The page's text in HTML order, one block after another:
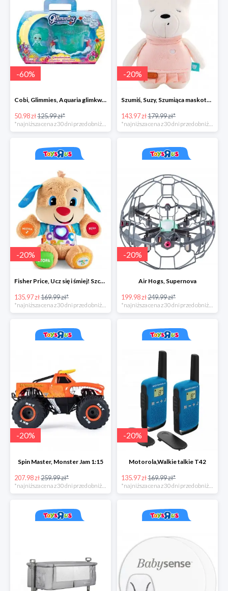
-60%
Cobi, Glimmies, Aquaria glimkwarium, różne rodzaje
50.98 zł125.99 zł*
*najniższa cena z 30 dni przed obniżką
-20%
Szumiś, Suzy, Szumiąca maskotka z czujnikiem snu
143.97 zł179.99 zł*
*najniższa cena z 30 dni przed obniżką
-20%
Fisher Price, Ucz się i śmiej! Szczeniaczek Uczniaczek "Poziomy Nauki"
135.97 zł169.99 zł*
-20%
Air Hogs, Supernova
199.98 zł249.99 zł*
-20%
Spin Master, Monster Jam 1:15
207.98 zł259.99 zł*
*najniższa cena z 30 dni przed obniżką
-20%
Motorola,Walkie talkie T42
135.97 zł169.99 zł*
*najniższa cena z 30 dni przed obniżką